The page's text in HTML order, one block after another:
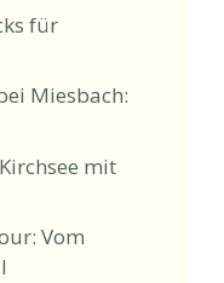
für
Miesbach:
mit
Vom